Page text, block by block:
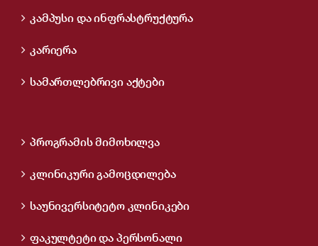
კამპუსი და ინფრასტრუქტურა
კარიერა
სამართლებრივი აქტები
პროგრამის მიმოხილვა
კლინიკური გამოცდილება
საუნივერსიტეტო კლინიკები
ფაკულტეტი და პერსონალი